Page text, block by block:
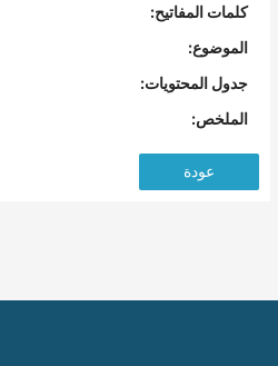
كلمات المفاتيح:
الموضوع:
جدول المحتويات:
الملخص:
عودة